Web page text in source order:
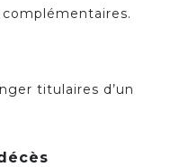
titulaires d’un